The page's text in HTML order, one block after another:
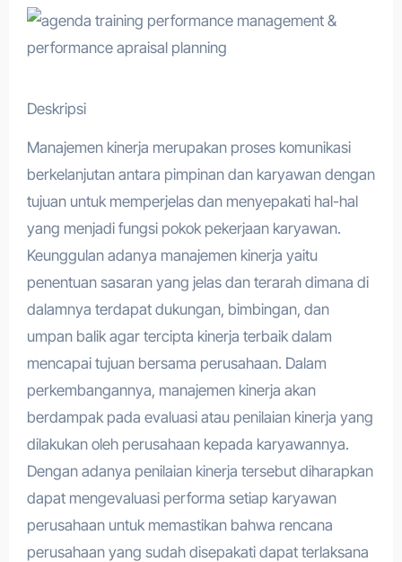
Deskripsi
Manajemen kinerja merupakan proses komunikasi
berkelanjutan antara pimpinan dan karyawan dengan
tujuan untuk memperjelas dan menyepakati hal-hal
yang menjadi fungsi pokok pekerjaan karyawan.
Keunggulan adanya manajemen kinerja yaitu
penentuan sasaran yang jelas dan terarah dimana di
dalamnya terdapat dukungan, bimbingan, dan
umpan balik agar tercipta kinerja terbaik dalam
mencapai tujuan bersama perusahaan. Dalam
perkembangannya, manajemen kinerja akan
berdampak pada evaluasi atau penilaian kinerja yang
dilakukan oleh perusahaan kepada karyawannya.
Dengan adanya penilaian kinerja tersebut diharapkan
dapat mengevaluasi performa setiap karyawan
perusahaan untuk memastikan bahwa rencana
perusahaan yang sudah disepakati dapat terlaksana